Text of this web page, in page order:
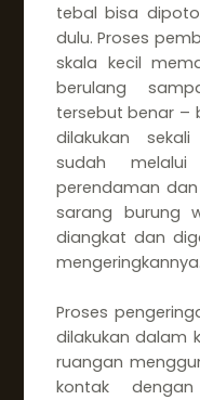
tebal bisa
dulu. Proses
skala kecil
berulang
tersebut benar –
dilakukan
sudah
perendaman
sarang burung
diangkat dan
mengeringkannya.
Proses
dilakukan dalam
ruangan
kontak